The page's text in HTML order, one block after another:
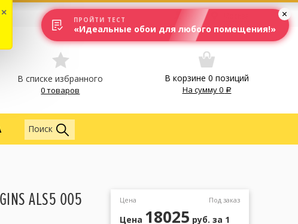
В списке избранного
0 товаров
В корзине 0 позиций
На сумму0
Обои
Поиск
ALS5 005 Цена Под заказ
Цена 18025 руб. за 1
×
ПРОЙТИ ТЕСТ
«Идеальные обои для любого помещения!»